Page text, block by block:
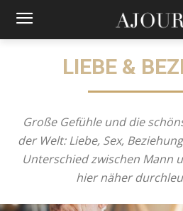
LIEBE &
Große Gefühle und die
der Welt: Liebe, Sex,
Unterschied zwischen Mann
hier näher